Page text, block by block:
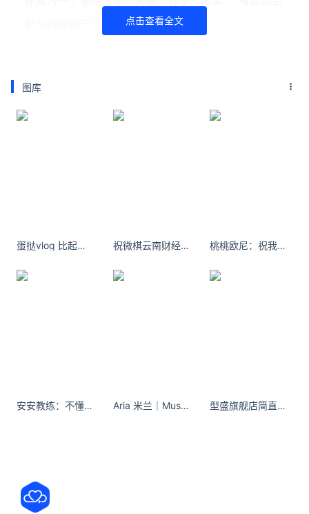
关注数据与安全，洞悉企业级服务市场：
https://www.ijiandao.com/
原文链接 https://www.niupinhui.com/news/wiki/1086.html
点击查看全文
图库
蛋挞vlog 比起圣诞我更期待你 #圣诞的100种打开方式 祝微棋云南财经职业学院鸭子坐 一年好景君须记，最是橙黄橘绿时。 桃桃欧尼：祝我快乐不止生日#永远18 #生日快乐
安安教练：不懂女教练的有难了#驾校女教练 #反差 Aria 米兰｜Museo del Novecento - 小红书 型盛旗舰店简直美爆了、质量又好，这次超满意的